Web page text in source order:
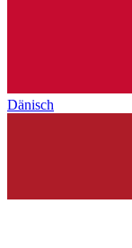
Dänisch